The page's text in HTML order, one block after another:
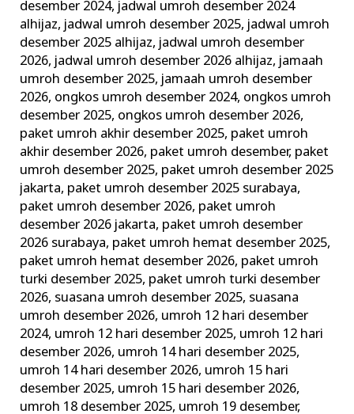
desember 2024, jadwal umroh desember 2024
alhijaz, jadwal umroh desember 2025, jadwal umroh
desember 2025 alhijaz, jadwal umroh desember
2026, jadwal umroh desember 2026 alhijaz, jamaah
umroh desember 2025, jamaah umroh desember
2026, ongkos umroh desember 2024, ongkos umroh
desember 2025, ongkos umroh desember 2026,
paket umroh akhir desember 2025, paket umroh
akhir desember 2026, paket umroh desember, paket
umroh desember 2025, paket umroh desember 2025
jakarta, paket umroh desember 2025 surabaya,
paket umroh desember 2026, paket umroh
desember 2026 jakarta, paket umroh desember
2026 surabaya, paket umroh hemat desember 2025,
paket umroh hemat desember 2026, paket umroh
turki desember 2025, paket umroh turki desember
2026, suasana umroh desember 2025, suasana
umroh desember 2026, umroh 12 hari desember
2024, umroh 12 hari desember 2025, umroh 12 hari
desember 2026, umroh 14 hari desember 2025,
umroh 14 hari desember 2026, umroh 15 hari
desember 2025, umroh 15 hari desember 2026,
umroh 18 desember 2025, umroh 19 desember,